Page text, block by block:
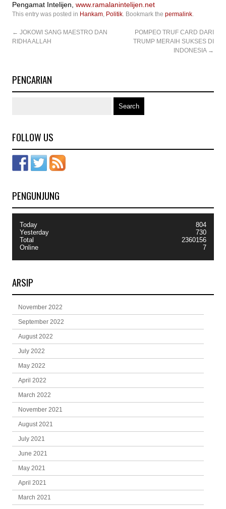
Pengamat Intelijen, www.ramalanintelijen.net
This entry was posted in Hankam, Politik. Bookmark the permalink.
← JOKOWI SANG MAESTRO DAN
RIDHA ALLAH
POMPEO TRUF CARD DARI
TRUMP MERAIH SUKSES DI
INDONESIA →
PENCARIAN
FOLLOW US
PENGUNJUNG
Today
Yesterday
Total
Online
804
730
2360156
7
ARSIP
November 2022
September 2022
August 2022
July 2022
May 2022
April 2022
March 2022
November 2021
August 2021
July 2021
June 2021
May 2021
April 2021
March 2021